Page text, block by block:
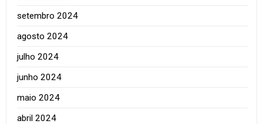
setembro 2024
agosto 2024
julho 2024
junho 2024
maio 2024
abril 2024